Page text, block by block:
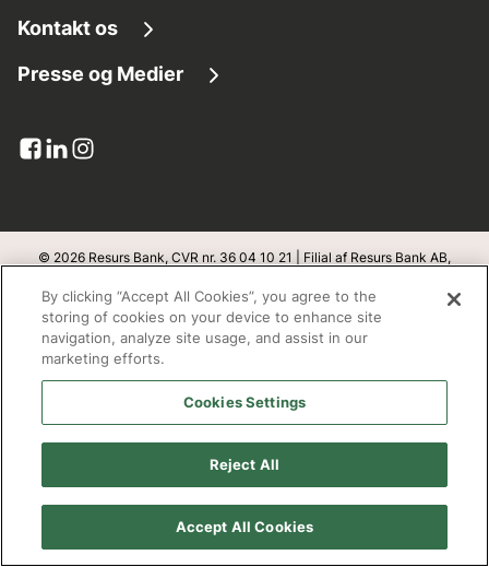
Tilgængelighed
Resurs i tal
Integritet og sikkerhed
Databeskyttelse
Bæredygtighed
Redegørelse fra Finanstilsynet
Finansieringsløsninger
Lån penge
Kreditkort
Kontakt os
Kundeservice
Klageadgang
Resurs Bank, filial af Resurs Bank Aktiebolag, Sverige
SE- 250 24 Helsingborg
Presse og Medier
Pressekontakt
© 2026 Resurs Bank, CVR nr. 36 04 10 21 | Filial af Resurs Bank AB,
1.1.100
By clicking “Accept All Cookies”, you agree to the
storing of cookies on your device to enhance site
navigation, analyze site usage, and assist in our
marketing efforts.
Cookies Settings
Reject All
Accept All Cookies